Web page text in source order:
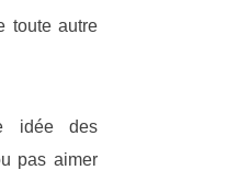
toute autre
idée des
pas aimer